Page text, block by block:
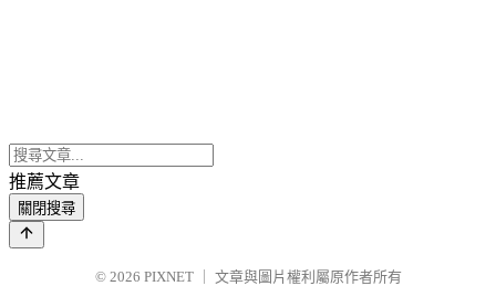
推薦文章
關閉搜尋
© 2026 PIXNET
文章與圖片權利屬原作者所有